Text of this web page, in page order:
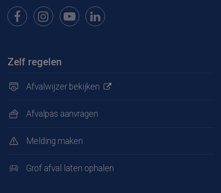
Bekijk onze pagina op Facebook
Bekijk onze pagina op Instagram
Bekijk onze pagina op Youtube
Bekijk onze pagina op LinkedIn
Zelf regelen
Afvalwijzer bekijken
Afvalpas aanvragen
Melding maken
Grof afval laten ophalen